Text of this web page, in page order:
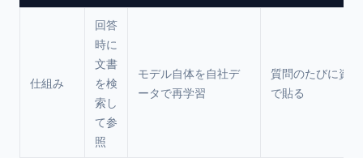
仕組み
回答
時に
文書
を検
索し
て参
照
モデル自体を自社デ
ータで再学習
質問のたびに資
で貼る